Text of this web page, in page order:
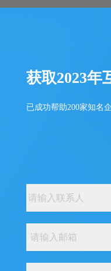
获取2023年
已成功帮助200家知名